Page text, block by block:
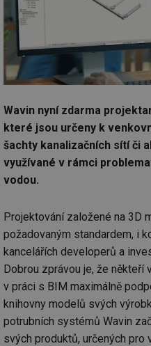
Wavin nyní zdarma
které jsou určeny k
šachty kanalizačních sítí či
využívané v rámci
vodou.
Projektování založené na 3D
požadovaným standardem, i
kancelářích developerů a
Dobrou zprávou je, že
v práci s BIM maximálně
knihovny modelů svých
potrubních systémů Wavin
svých produktů, určených pro